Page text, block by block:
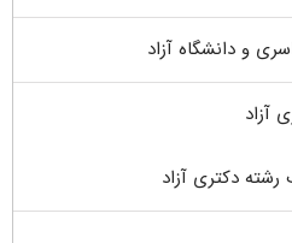
و دانشگاه آزاد
آزاد
دکتری آزاد